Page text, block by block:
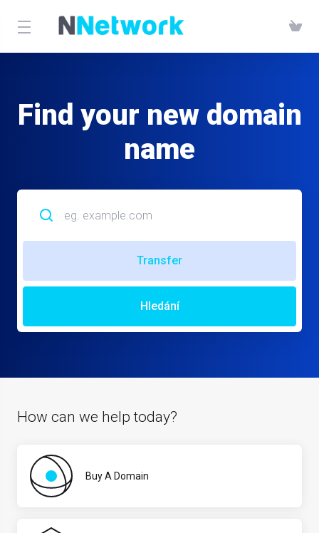
Find your new domain
name
Transfer
Hledání
How can we help today?
Buy A Domain